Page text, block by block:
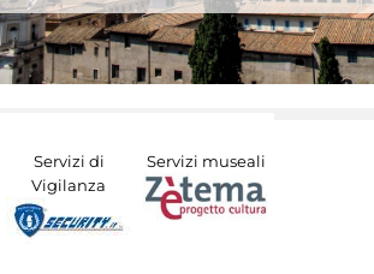
Servizi di
Vigilanza
Servizi museali